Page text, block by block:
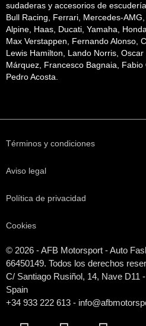
sudaderas y accesorios de
Bull Racing, Ferrari, Mercedes-
Alpine, Haas, Ducati, Yamaha,
Max Verstappen, Fernando Alonso,
Lewis Hamilton, Lando Norris,
Márquez, Francesco Bagnaia,
Pedro Acosta.
Términos y condiciones
Aviso legal
Política de privacidad
Cookies
© 2026 - AFB Motorsport - Auto
66450149. Todos los derechos
C/ Santiago Rusiñol, 14, Nave D11
Spain
+34 933 222 613 -